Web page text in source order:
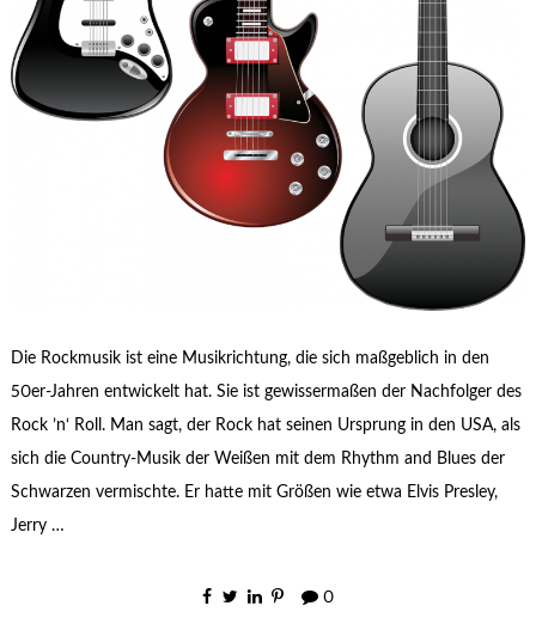
Die Rockmusik ist eine Musikrichtung, die sich maßgeblich in den
50er-Jahren entwickelt hat. Sie ist gewissermaßen der Nachfolger des
Rock ’n‘ Roll. Man sagt, der Rock hat seinen Ursprung in den USA, als
sich die Country-Musik der Weißen mit dem Rhythm and Blues der
Schwarzen vermischte. Er hatte mit Größen wie etwa Elvis Presley,
Jerry …
0